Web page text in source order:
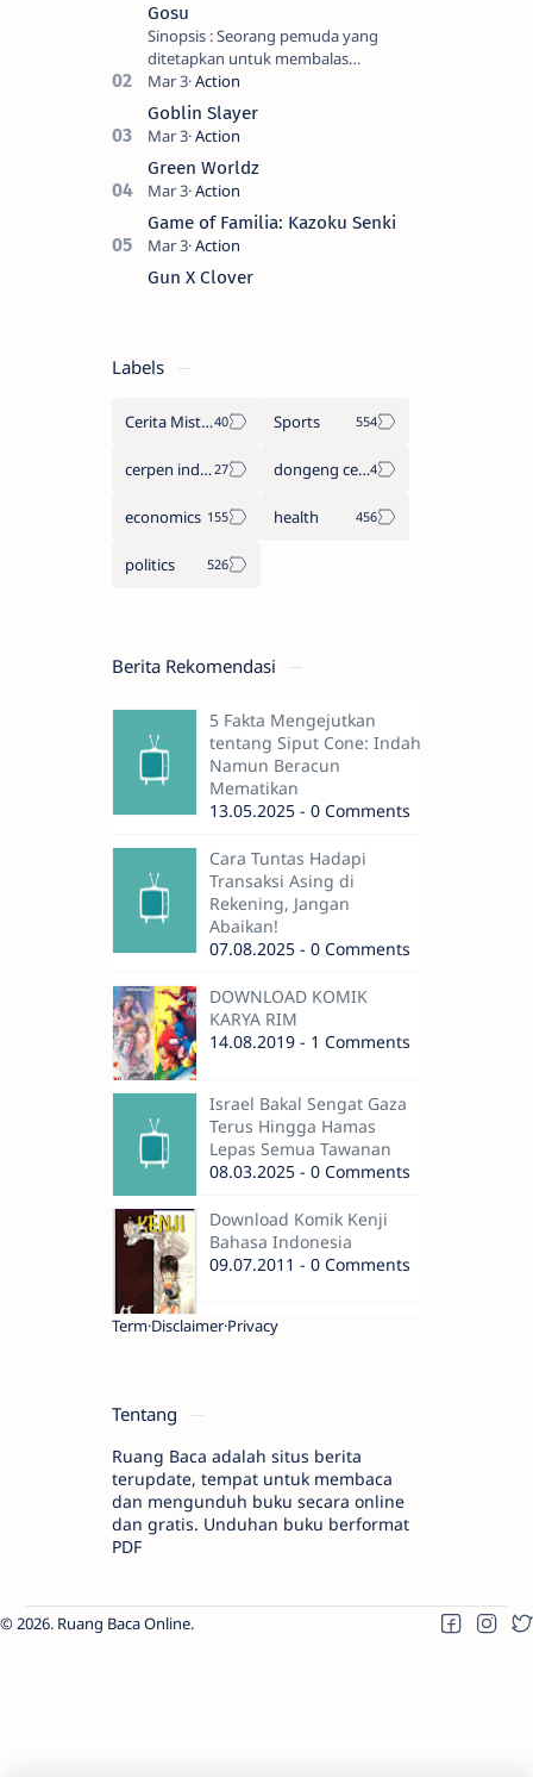
Gosu
Sinopsis : Seorang pemuda yang
ditetapkan untuk membalas
masternya, seorang seniman bela diri
kuat sekali yang dikhianati oleh anak
buahn…
Goblin Slayer
Green Worldz
Game of Familia: Kazoku Senki
Gun X Clover
Labels
Cerita Misteri Sports
cerpen indonesia dongeng cerita legenda
economics health
politics
Berita Rekomendasi
5 Fakta Mengejutkan
tentang Siput Cone: Indah
Namun Beracun
Mematikan
13.05.2025 - 0 Comments
Cara Tuntas Hadapi
Transaksi Asing di
Rekening, Jangan
Abaikan!
07.08.2025 - 0 Comments
DOWNLOAD KOMIK
KARYA RIM
14.08.2019 - 1 Comments
Israel Bakal Sengat Gaza
Terus Hingga Hamas
Lepas Semua Tawanan
08.03.2025 - 0 Comments
Download Komik Kenji
Bahasa Indonesia
09.07.2011 - 0 Comments
Term Disclaimer Privacy
Tentang
Ruang Baca adalah situs berita
terupdate, tempat untuk membaca
dan mengunduh buku secara online
dan gratis. Unduhan buku berformat
PDF
2026. Ruang Baca Online.